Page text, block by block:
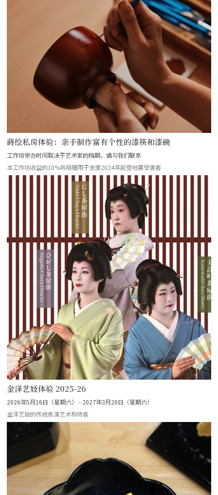
蒔绘私房体验：亲手制作富有个性的漆筷和漆碗
工作坊举办时间取决于艺术家的档期，请与我们联系
本工作坊收益的10%将捐赠用于支援2024年能登地震受害者
金泽艺妓体验 2025-26
2026年5月16日（星期六） - 2027年3月20日（星期六）
金泽艺妓的传统表演艺术和待客
more